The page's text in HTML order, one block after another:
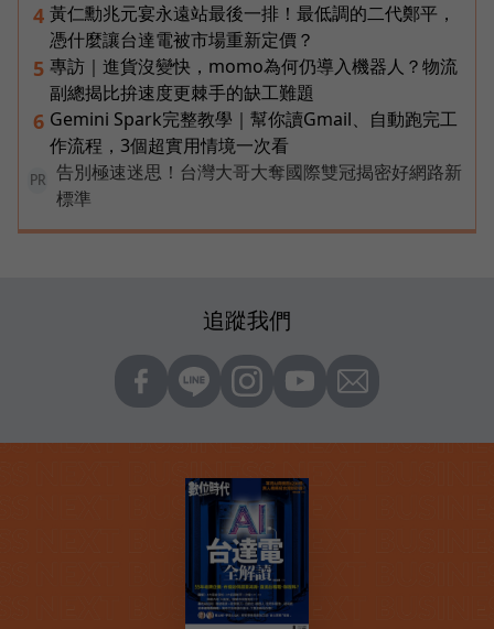
4 黃仁勳兆元宴永遠站最後一排！最低調的二代鄭平，
憑什麼讓台達電被市場重新定價？
5 專訪｜進貨沒變快，momo為何仍導入機器人？物流
副總揭比拚速度更棘手的缺工難題
6 Gemini Spark完整教學｜幫你讀Gmail、自動跑完工
作流程，3個超實用情境一次看
PR
告別極速迷思！台灣大哥大奪國際雙冠揭密好網路新
標準
追蹤我們